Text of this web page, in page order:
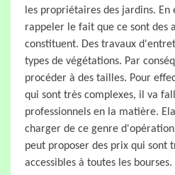
les propriétaires des jardins.
rappeler le fait que ce sont des
constituent. Des travaux
types de végétations. Par
procéder à des tailles. Pour
qui sont très complexes, il va
professionnels en la matière.
charger de ce genre
peut proposer des prix qui sont
accessibles à toutes les bourses.